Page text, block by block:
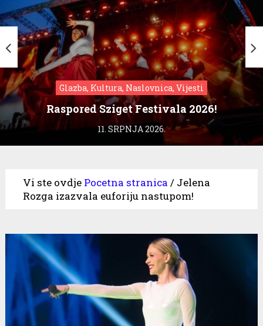
Glazba, Kultura, Naslovnica, Vijesti
Raspored Sziget Festivala 2026!
11. SRPNJA 2026.
Vi ste ovdje Pocetna stranica / Jelena
Rozga izazvala euforiju nastupom!